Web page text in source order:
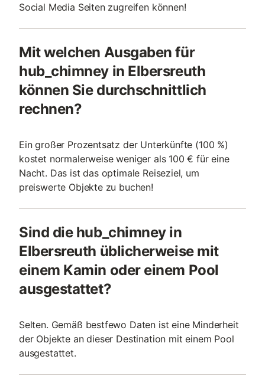
Social Media Seiten zugreifen können!
Mit welchen Ausgaben für
hub_chimney in Elbersreuth
können Sie durchschnittlich
rechnen?
Ein großer Prozentsatz der Unterkünfte (100 %)
kostet normalerweise weniger als 100 € für eine
Nacht. Das ist das optimale Reiseziel, um
preiswerte Objekte zu buchen!
Sind die hub_chimney in
Elbersreuth üblicherweise mit
einem Kamin oder einem Pool
ausgestattet?
Selten. Gemäß bestfewo Daten ist eine Minderheit
der Objekte an dieser Destination mit einem Pool
ausgestattet.